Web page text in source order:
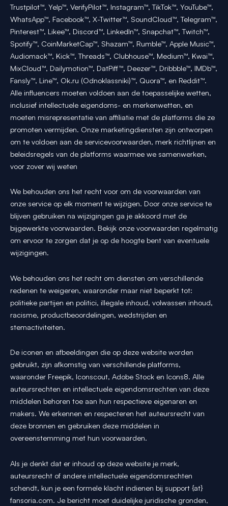
Trustpilot™, Yelp™, VerifyPilot™, Instagram™, TikTok™, YouTube™,
WhatsApp™, Facebook™, X-Twitter™, SoundCloud™, Telegram™,
Pinterest™, Likee™, Discord™, LinkedIn™, Snapchat™, Twitch™,
Spotify™, CoinMarketCap™, Shazam™, Rumble™, Apple Music™,
Audiomack™, Kick™, Threads™, Clubhouse™, Medium™, Kwai™,
MixCloud™, Dailymotion™, DatPiff™, Deezer™, Dribbble™, IMDb™,
Fansly™, Line™, Ok.ru (Odnoklassniki)™, Quora™, en Reddit™.
Alle influencers moeten voldoen aan de toepasselijke wetten,
inclusief intellectuele eigendoms- en merkenwetten, en
moeten misrepresentatie van affiliatie met de platforms die ze
promoten vermijden. Onze marketingdiensten zijn ontworpen
om te voldoen aan de servicevoorwaarden, merk richtlijnen en
beleidsregels van de platforms waarmee we samenwerken,
voor zover wij weten
We behouden ons het recht voor om de voorwaarden van
onze service op elk moment te wijzigen. Door onze service te
blijven gebruiken na wijzigingen ga je akkoord met de
bijgewerkte voorwaarden. Bekijk onze voorwaarden regelmatig
om ervoor te zorgen dat je op de hoogte bent van eventuele
wijzigingen.
We behouden ons het recht om diensten om verschillende
redenen te weigeren, waaronder maar niet beperkt tot:
politieke partijen en politici, illegale inhoud, volwassen inhoud,
racisme, productbeoordelingen, wedstrijden en
stemactiviteiten.
De iconen en afbeeldingen die op deze website worden
gebruikt, zijn afkomstig van verschillende platforms,
waaronder Freepik, Iconscout, Adobe Stock en Icons8. Alle
auteursrechten en intellectuele eigendomsrechten van deze
middelen behoren toe aan hun respectieve eigenaren en
makers. We erkennen en respecteren het auteursrecht van
deze bronnen en gebruiken deze middelen in
overeenstemming met hun voorwaarden.
Als je denkt dat er inhoud op deze website je merk,
auteursrecht of andere intellectuele eigendomsrechten
schendt, kun je een formele klacht indienen bij support {at}
fansoria.com. Je bericht moet duidelijke juridische gronden,